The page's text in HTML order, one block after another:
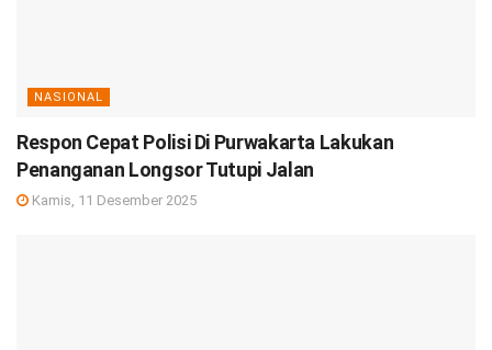
NASIONAL
Respon Cepat Polisi Di Purwakarta Lakukan
Penanganan Longsor Tutupi Jalan
Kamis, 11 Desember 2025